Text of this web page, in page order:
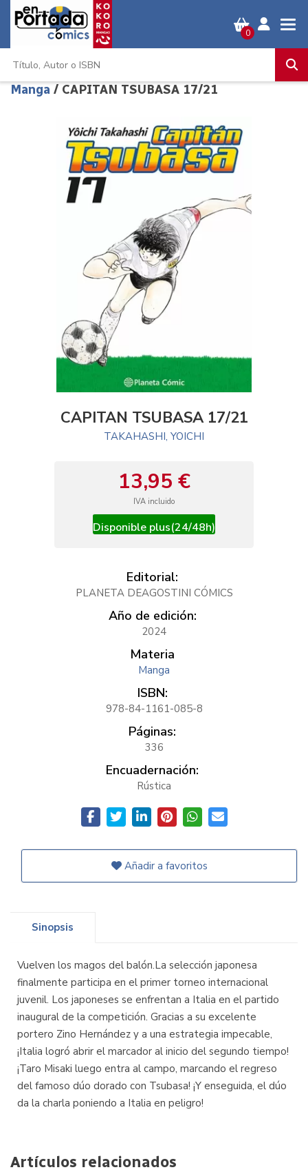
0
Manga / CAPITAN TSUBASA 17/21
CAPITAN TSUBASA 17/21
TAKAHASHI, YOICHI
13,95 €
IVA incluido
Disponible plus(24/48h)
Editorial:
PLANETA DEAGOSTINI CÓMICS
Año de edición:
2024
Materia
Manga
ISBN:
978-84-1161-085-8
Páginas:
336
Encuadernación:
Rústica
Añadir a favoritos
Sinopsis
Vuelven los magos del balón.La selección japonesa
finalmente participa en el primer torneo internacional
juvenil. Los japoneses se enfrentan a Italia en el partido
inaugural de la competición. Gracias a su excelente
portero Zino Hernández y a una estrategia impecable,
¡Italia logró abrir el marcador al inicio del segundo tiempo!
¡Taro Misaki luego entra al campo, marcando el regreso
del famoso dúo dorado con Tsubasa! ¡Y enseguida, el dúo
da la charla poniendo a Italia en peligro!
Artículos relacionados